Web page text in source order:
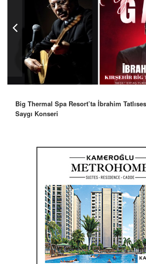
Big Thermal Spa Resort’ta İbrahim
Saygı Konseri